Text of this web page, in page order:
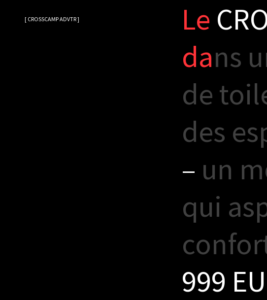
[ CROSSCAMP ADVTR ] Le CR
dans u
de toil
des es
– un m
qui as
confor
999 EU